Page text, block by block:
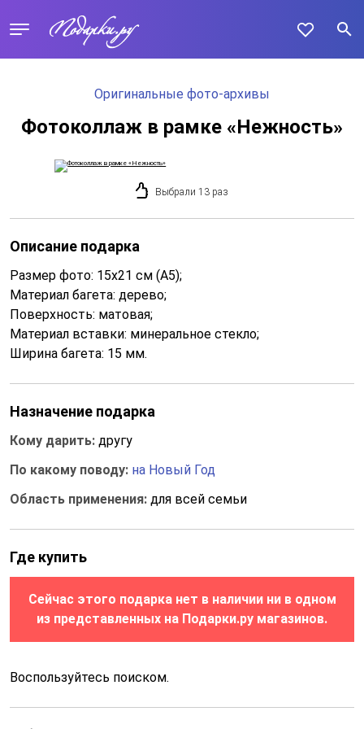
Оригинальные фото-архивы
Фотоколлаж в рамке «Нежность»
Выбрали 13 раз
Описание подарка
Размер фото: 15x21 см (А5);
Материал багета: дерево;
Поверхность: матовая;
Материал вставки: минеральное стекло;
Ширина багета: 15 мм.
Назначение подарка
Кому дарить: другу
По какому поводу: на Новый Год
Область применения: для всей семьи
Где купить
Сейчас этого подарка нет в наличии ни в одном
из представленных на Подарки.ру магазинов.
Воспользуйтесь поиском.